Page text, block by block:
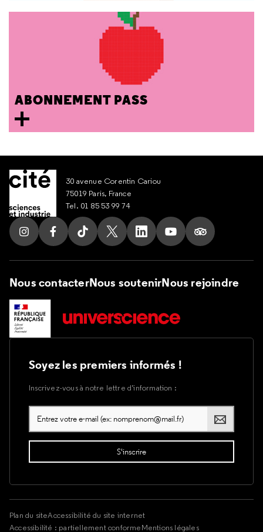
ABONNEMENT PASS
30 avenue Corentin Cariou
75019 Paris, France
Tel. 01 85 53 99 74
Suivez nous sur Instagram
Suivez nous sur Facebook
Suivez nous sur Tik Tok
Suivez nous sur X
Suivez nous sur LinkedIn
Suivez nous sur
Suivez nous
Nous contacterNous soutenirNous rejoindre
Soyez les premiers informés !
Inscrivez-vous à notre lettre d’information :
Plan du siteAccessibilité du site internet
Accessibilité : partiellement conformeMentions légales